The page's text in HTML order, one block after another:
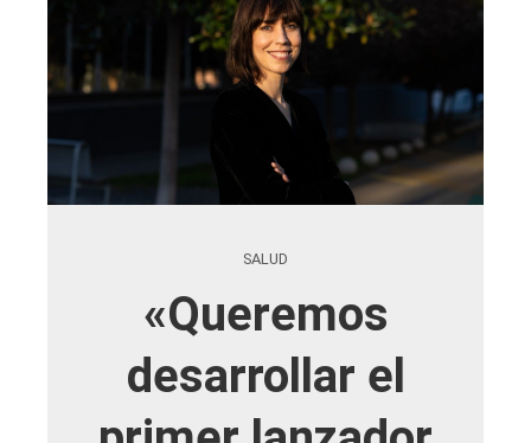
SALUD
«Queremos
desarrollar el